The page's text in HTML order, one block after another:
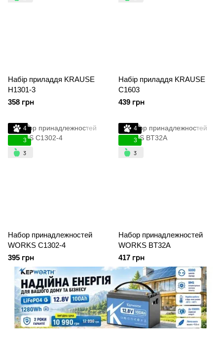
Набір приладдя KRAUSE
H1301-3
358 грн
Набір приладдя KRAUSE
C1603
439 грн
4
3
Набор принадлежностей
WORKS C1302-4
395 грн
4
3
Набор принадлежностей
WORKS BT32A
417 грн